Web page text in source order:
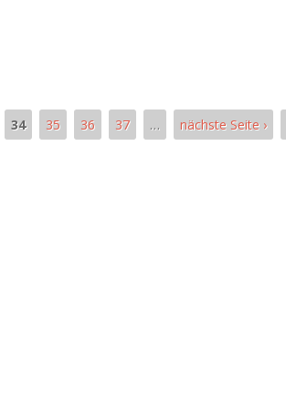
34 35 36 37 … nächste Seite ›